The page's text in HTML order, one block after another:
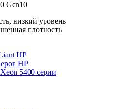
Gen10
низкий уровень
плотность
HP
HP
5400 серии